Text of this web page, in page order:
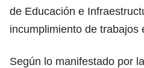
de Educación e
incumplimiento de trabajos
Según lo manifestado por